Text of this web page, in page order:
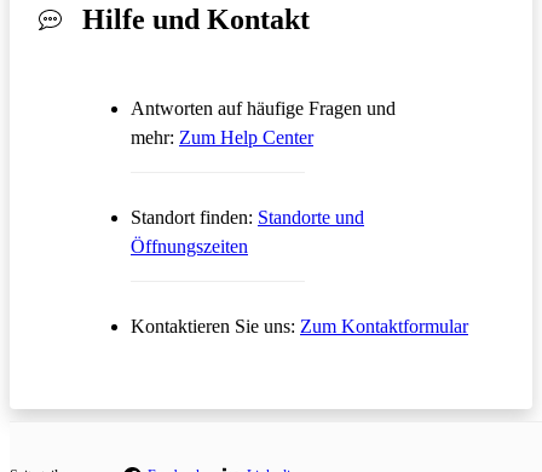
Hilfe und Kontakt
Antworten auf häufige Fragen und
mehr: Zum Help CenterÖffnet in einem neuen Tab
Standort finden: Standorte und
Öffnungszeiten
Kontaktieren Sie uns: Zum KontaktformularÖffnet in